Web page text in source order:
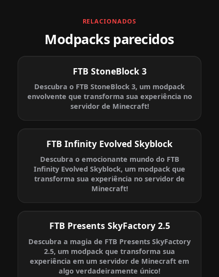
RELACIONADOS
Modpacks parecidos
FTB StoneBlock 3
Descubra o FTB StoneBlock 3, um modpack
envolvente que transforma sua experiência no
servidor de Minecraft!
FTB Infinity Evolved Skyblock
Descubra o emocionante mundo do FTB
Infinity Evolved Skyblock, um modpack que
transforma sua experiência no servidor de
Minecraft!
FTB Presents SkyFactory 2.5
Descubra a magia de FTB Presents SkyFactory
2.5, um modpack que transforma sua
experiência em um servidor de Minecraft em
algo verdadeiramente único!